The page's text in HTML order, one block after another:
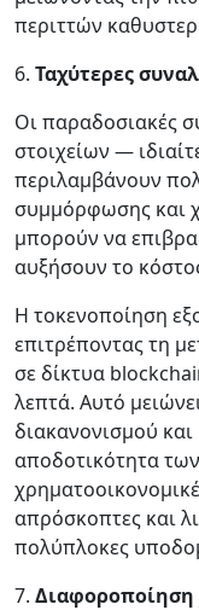
περιττών
6. Ταχύτερες
Οι παραδοσιακές
στοιχείων —
περιλαμβάνουν
συμμόρφωσης και
μπορούν να
αυξήσουν το
Η τοκενοποίηση
επιτρέποντας τη
σε δίκτυα
λεπτά. Αυτό
διακανονισμού και
αποδοτικότητα
απρόσκοπτες και
πολύπλοκες
7.